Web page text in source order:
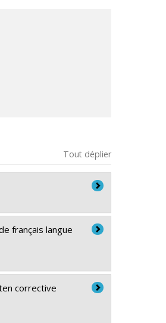
Tout déplier
français langue
corrective